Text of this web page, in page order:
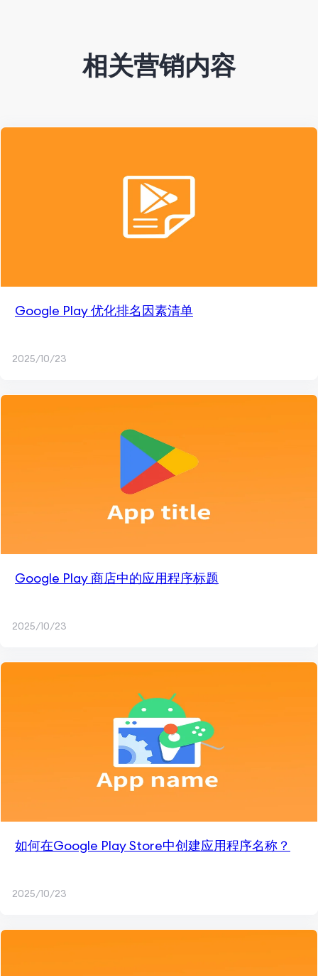
相关营销内容
Google Play 优化排名因素清单
2025/10/23
Google Play 商店中的应用程序标题
2025/10/23
如何在Google Play Store中创建应用程序名称？
2025/10/23